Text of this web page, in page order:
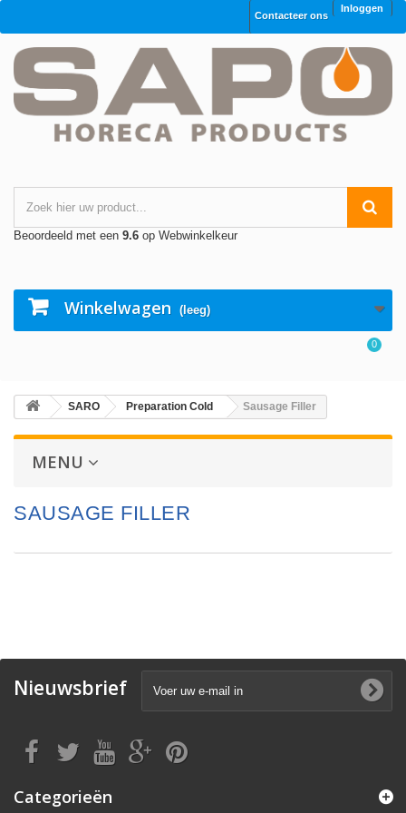
Inloggen
Contacteer ons
Beoordeeld met een 9.6 op Webwinkelkeur
Winkelwagen (leeg)
0
SARO Preparation Cold Sausage Filler
MENU
SAUSAGE FILLER
Nieuwsbrief
Categorieën